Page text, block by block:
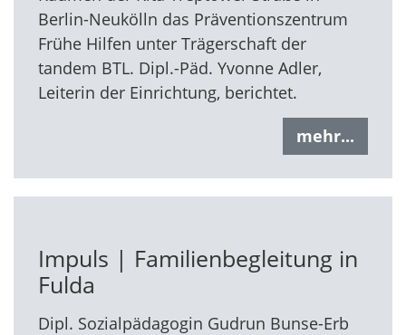
Berlin-Neukölln das Präventionszentrum
Frühe Hilfen unter Trägerschaft der
tandem BTL. Dipl.-Päd. Yvonne Adler,
Leiterin der Einrichtung, berichtet.
mehr...
Impuls | Familienbegleitung in
Fulda
Dipl. Sozialpädagogin Gudrun Bunse-Erb